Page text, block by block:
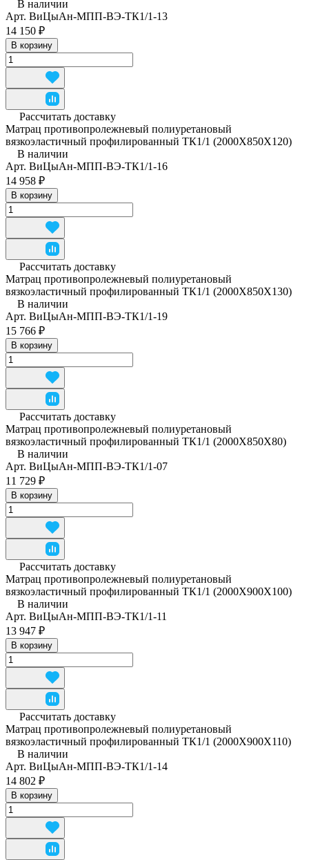
В наличии
Арт. ВиЦыАн-МПП-ВЭ-ТК1/1-13
14 150 ₽
В корзину
Рассчитать доставку
Матрац противопролежневый полиуретановый
вязкоэластичный профилированный ТК1/1 (2000Х850Х120)
В наличии
Арт. ВиЦыАн-МПП-ВЭ-ТК1/1-16
14 958 ₽
В корзину
Рассчитать доставку
Матрац противопролежневый полиуретановый
вязкоэластичный профилированный ТК1/1 (2000Х850Х130)
В наличии
Арт. ВиЦыАн-МПП-ВЭ-ТК1/1-19
15 766 ₽
В корзину
Рассчитать доставку
Матрац противопролежневый полиуретановый
вязкоэластичный профилированный ТК1/1 (2000Х850Х80)
В наличии
Арт. ВиЦыАн-МПП-ВЭ-ТК1/1-07
11 729 ₽
В корзину
Рассчитать доставку
Матрац противопролежневый полиуретановый
вязкоэластичный профилированный ТК1/1 (2000Х900Х100)
В наличии
Арт. ВиЦыАн-МПП-ВЭ-ТК1/1-11
13 947 ₽
В корзину
Рассчитать доставку
Матрац противопролежневый полиуретановый
вязкоэластичный профилированный ТК1/1 (2000Х900Х110)
В наличии
Арт. ВиЦыАн-МПП-ВЭ-ТК1/1-14
14 802 ₽
В корзину